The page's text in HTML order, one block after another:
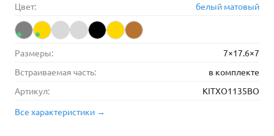
Цвет:
белый матовый
Размеры:
7×17.6×7
Встраиваемая часть:
в комплекте
Артикул:
KITXO1135BO
Все характеристики →